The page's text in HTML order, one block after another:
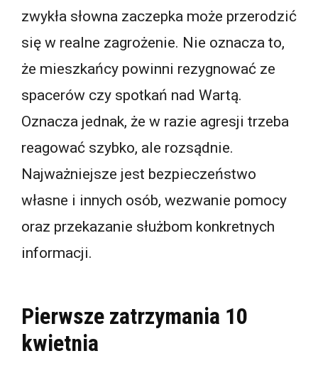
zwykła słowna zaczepka może przerodzić
się w realne zagrożenie. Nie oznacza to,
że mieszkańcy powinni rezygnować ze
spacerów czy spotkań nad Wartą.
Oznacza jednak, że w razie agresji trzeba
reagować szybko, ale rozsądnie.
Najważniejsze jest bezpieczeństwo
własne i innych osób, wezwanie pomocy
oraz przekazanie służbom konkretnych
informacji.
Pierwsze zatrzymania 10
kwietnia